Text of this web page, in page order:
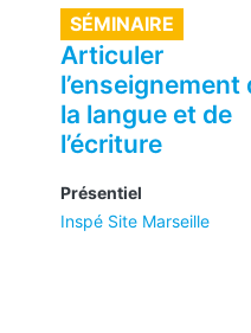
SÉMINAIRE
Articuler
l’enseignement
la langue et de
l’écriture
Présentiel
Inspé Site Marseille